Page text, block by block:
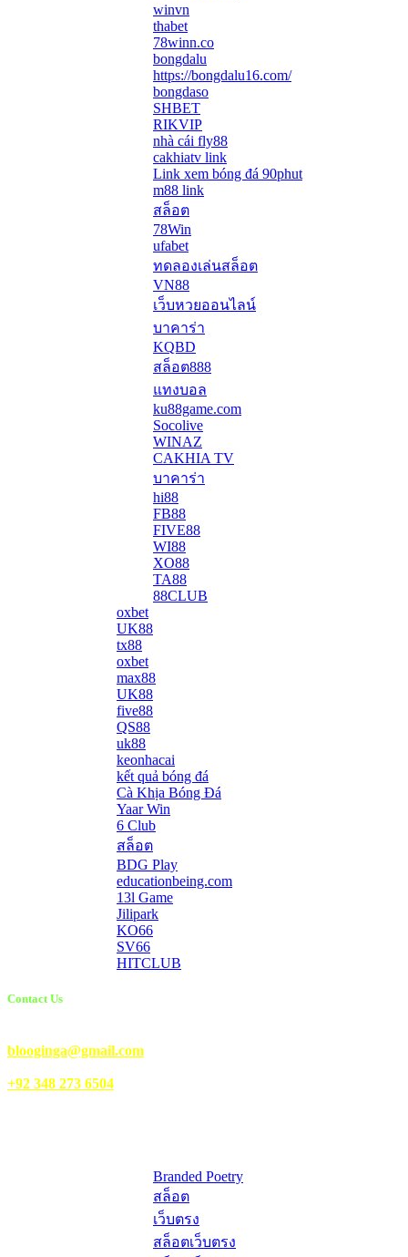
winvn
thabet
78winn.co
bongdalu
https://bongdalu16.com/
bongdaso
SHBET
RIKVIP
nhà cái fly88
cakhiatv link
Link xem bóng đá 90phut
m88 link
สล็อต
78Win
ufabet
ทดลองเล่นสล็อต
VN88
เว็บหวยออนไลน์
บาคาร่า
KQBD
สล็อต888
แทงบอล
ku88game.com
Socolive
WINAZ
CAKHIA TV
บาคาร่า
hi88
FB88
FIVE88
WI88
XO88
TA88
88CLUB
oxbet
UK88
tx88
oxbet
max88
UK88
five88
QS88
uk88
keonhacai
kết quả bóng đá
Cà Khịa Bóng Đá
Yaar Win
6 Club
สล็อต
BDG Play
educationbeing.com
13l Game
Jilipark
KO66
SV66
HITCLUB
Contact Us
blooginga@gmail.com
+92 348 273 6504
Branded Poetry
สล็อต
เว็บตรง
สล็อตเว็บตรง